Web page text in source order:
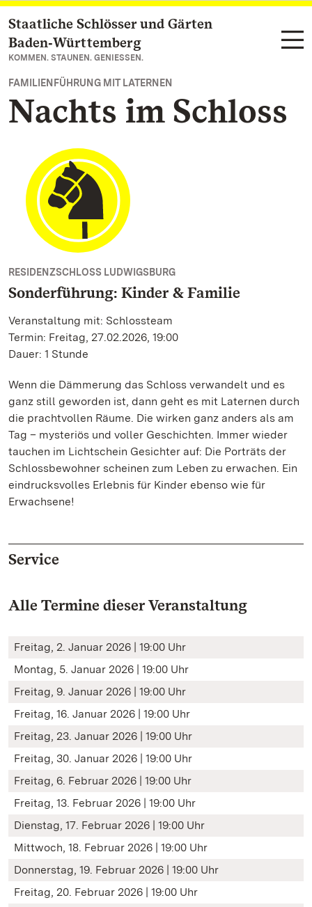
Zum Hauptinhalt springen
Staatliche Schlösser und Gärten
Baden‑Württemberg
KOMMEN. STAUNEN. GENIESSEN.
FAMILIENFÜHRUNG MIT LATERNEN
Nachts im Schloss
RESIDENZSCHLOSS LUDWIGSBURG
Sonderführung: Kinder & Familie
Veranstaltung mit: Schlossteam
Termin: Freitag, 27.02.2026, 19:00
Dauer: 1 Stunde
Wenn die Dämmerung das Schloss verwandelt und es
ganz still geworden ist, dann geht es mit Laternen durch
die prachtvollen Räume. Die wirken ganz anders als am
Tag – mysteriös und voller Geschichten. Immer wieder
tauchen im Lichtschein Gesichter auf: Die Porträts der
Schlossbewohner scheinen zum Leben zu erwachen. Ein
eindrucksvolles Erlebnis für Kinder ebenso wie für
Erwachsene!
Service
Alle Termine dieser Veranstaltung
Freitag, 2. Januar 2026 | 19:00 Uhr
Montag, 5. Januar 2026 | 19:00 Uhr
Freitag, 9. Januar 2026 | 19:00 Uhr
Freitag, 16. Januar 2026 | 19:00 Uhr
Freitag, 23. Januar 2026 | 19:00 Uhr
Freitag, 30. Januar 2026 | 19:00 Uhr
Freitag, 6. Februar 2026 | 19:00 Uhr
Freitag, 13. Februar 2026 | 19:00 Uhr
Dienstag, 17. Februar 2026 | 19:00 Uhr
Mittwoch, 18. Februar 2026 | 19:00 Uhr
Donnerstag, 19. Februar 2026 | 19:00 Uhr
Freitag, 20. Februar 2026 | 19:00 Uhr